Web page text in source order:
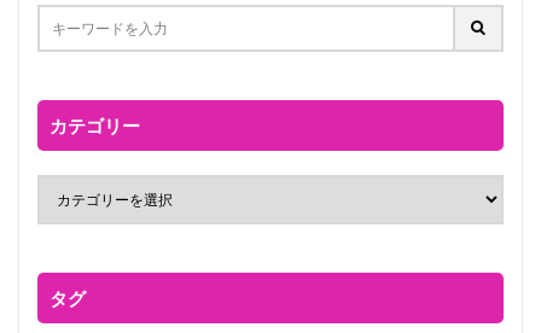
カテゴリー
タグ